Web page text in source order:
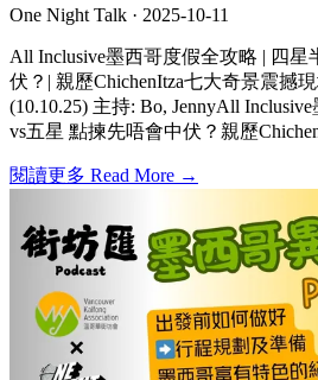
One Night Talk · 2025-10-11
All Inclusive墨西哥度假全攻略 | 四星
伏？| 親歷ChichenItza七大奇景震撼
(10.10.25) 主持: Bo, JennyAll
vs五星 點揀先唔會中伏？親歷
閱讀更多 Read More →